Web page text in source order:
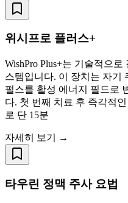
위시프로 플러스+
WishPro Plus+는 기술적으
스템입니다. 이 장치는 자기
펄스를 활성 에너지 필드로
다. 첫 번째 치료 후 즉각적
로 단 15분
자세히 보기 →
타우린 정맥 주사 요법